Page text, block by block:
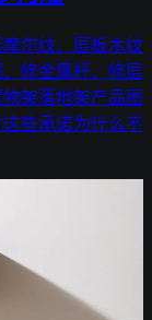
尔纹、层板木纹
修金属杆、修层
架落地架产品图
些承诺为什么不